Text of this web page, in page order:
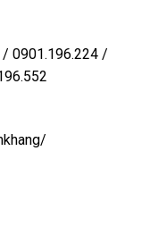
0901.196.224 /